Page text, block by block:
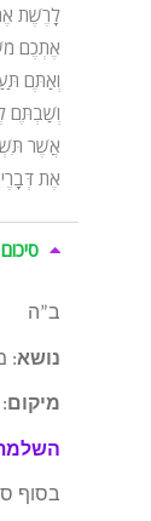
לָרֶשֶׁת
אֶתְכֶם
וְאַתֶּם
וְשַׁבְתֶּם
אֲשֶׁר
אֶת
ב”ה
נושא:
מיקום
בסוף